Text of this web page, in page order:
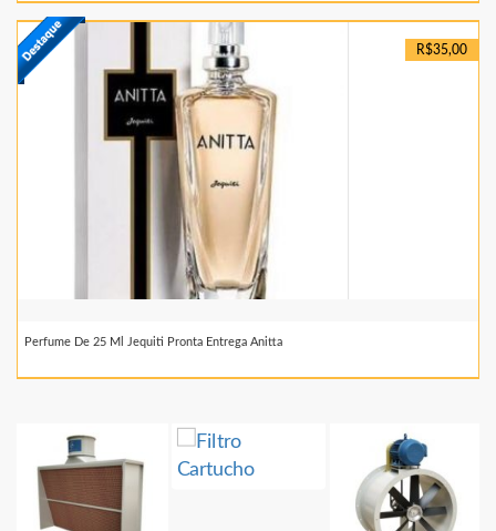
R$35,00
Perfume De 25 Ml Jequiti Pronta Entrega Anitta